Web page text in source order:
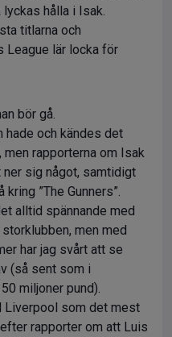
lyckas hålla i Isak.
titlarna och
League lär locka för
bör gå.
hade och kändes det
rapporterna om Isak
ner sig något, samtidigt
”The Gunners”.
alltid spännande med
men med
har jag svårt att se
(så sent som i
miljoner pund).
Liverpool som det mest
rapporter om att Luis